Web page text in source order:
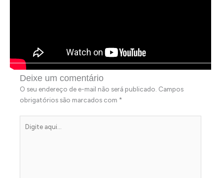
Deixe um comentário
O seu endereço de e-mail não será publicado. Campos
obrigatórios são marcados com *
aqui...